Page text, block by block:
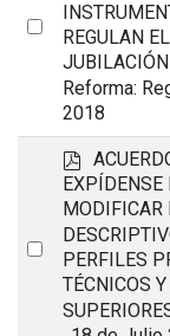
Select
REGULAN
Reforma:
2018
Select
p
d
f
MODIFICAR
PERFILES
TÉCNICOS